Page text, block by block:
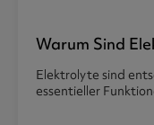
Warum Sind
Elektrolyte sind
essentieller